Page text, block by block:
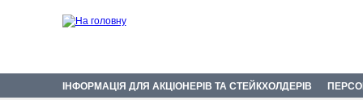
ІНФОРМАЦІЯ ДЛЯ АКЦІОНЕРІВ ТА СТЕЙКХОЛДЕРІВ